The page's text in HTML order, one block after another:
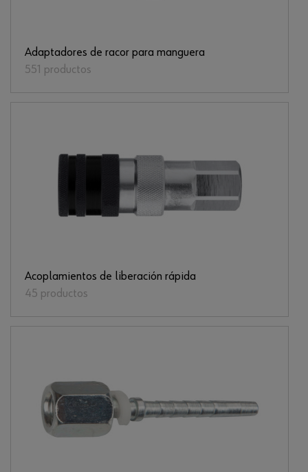
Adaptadores de racor para manguera
551 productos
Acoplamientos de liberación rápida
45 productos